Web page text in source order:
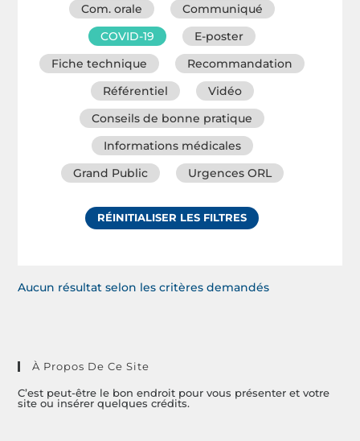
Com. orale
Communiqué
COVID-19
E-poster
Fiche technique
Recommandation
Référentiel
Vidéo
Conseils de bonne pratique
Informations médicales
Grand Public
Urgences ORL
RÉINITIALISER LES FILTRES
Aucun résultat selon les critères demandés
À Propos De Ce Site
C’est peut-être le bon endroit pour vous présenter et votre
site ou insérer quelques crédits.